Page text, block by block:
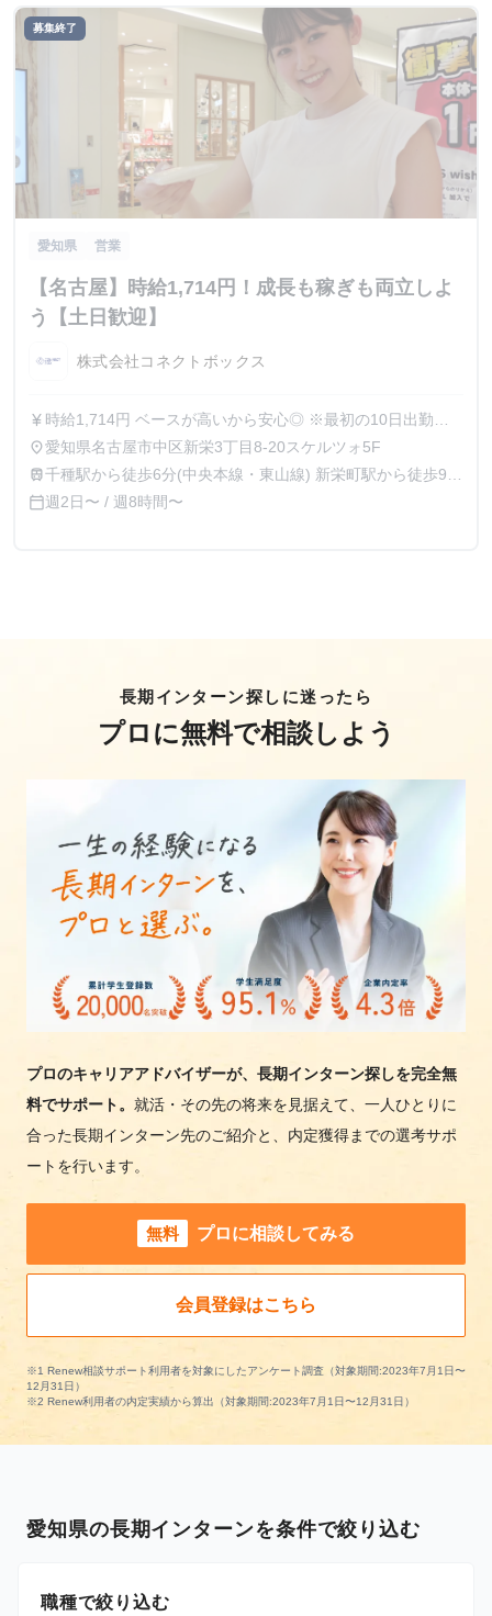
募集終了
愛知県 営業
【名古屋】時給1,714円！成長も稼ぎも両立しよ
う【土日歓迎】
株式会社コネクトボックス
currency_yen 時給1,714円 ベースが高いから安心◎ ※最初の10日出勤は
時給1,100円となります。
place愛知県名古屋市中区新栄3丁目8-20スケルツォ5F
train千種駅から徒歩6分(中央本線・東山線) 新栄町駅から徒歩9分
(東山線)
calendar_today週2日〜 / 週8時間〜
長期インターン探しに迷ったら
プロに無料で相談しよう
プロのキャリアアドバイザーが、長期インターン探しを完全無
料でサポート。 就活・その先の将来を見据えて、一人ひとりに
合った長期インターン先のご紹介と、内定獲得までの選考サポ
ートを行います。
無料 プロに相談してみる
会員登録はこちら
※1 Renew相談サポート利用者を対象にしたアンケート調査（対象期間:2023年7月1日〜
12月31日）
※2 Renew利用者の内定実績から算出（対象期間:2023年7月1日〜12月31日）
愛知県の長期インターンを条件で絞り込む
職種で絞り込む